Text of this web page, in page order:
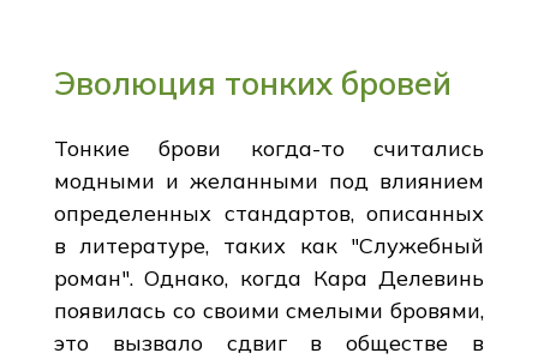
Эволюция тонких бровей
Тонкие брови когда-то считались
модными и желанными под влиянием
определенных стандартов, описанных
в литературе, таких как "Служебный
роман". Однако, когда Кара Делевинь
появилась со своими смелыми бровями,
это вызвало сдвиг в обществе в